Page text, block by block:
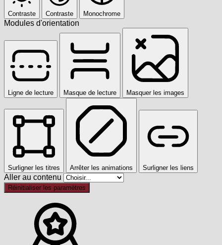
Contraste Contraste Monochrome
Modules d'orientation
Ligne de lecture Masque de lecture Masquer les images
Surligner les titres Arrêter les animations Surligner les liens
Aller au contenu
Réinitialiser les paramètres